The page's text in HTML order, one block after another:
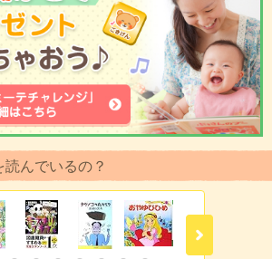
んでいるの？